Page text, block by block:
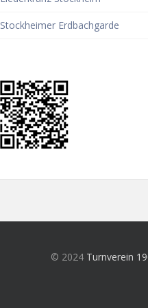
Stockheimer Erdbachgarde
© 2024 Turnverein